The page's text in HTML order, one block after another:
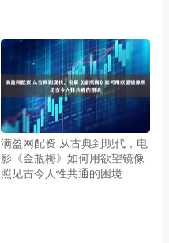
满盈网配资 从古典到现代，电
影《金瓶梅》如何用欲望镜像
照见古今人性共通的困境